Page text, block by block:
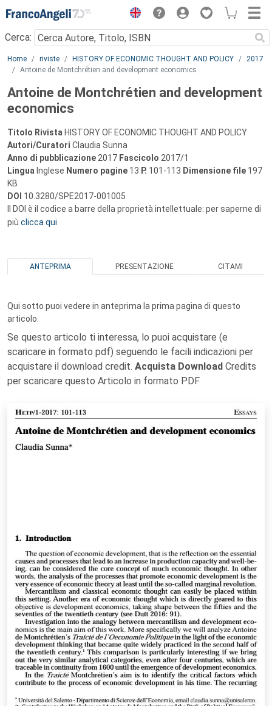
Menu
Cerca:
Main content
Home riviste HISTORY OF ECONOMIC THOUGHT AND POLICY
2017
Antoine de Montchrétien and development economics
Antoine de Montchrétien and development
economics
Titolo Rivista HISTORY OF ECONOMIC THOUGHT AND POLICY
Autori/Curatori Claudia Sunna
Anno di pubblicazione 2017 Fascicolo 2017/1
Lingua Inglese Numero pagine 13 P. 101-113 Dimensione file 197
KB
DOI 10.3280/SPE2017-001005
Il DOI è il codice a barre della proprietà intellettuale: per saperne di
più clicca qui
ANTEPRIMA PRESENTAZIONE CITAMI
Qui sotto puoi vedere in anteprima la prima pagina di questo
articolo.
Se questo articolo ti interessa, lo puoi acquistare (e
scaricare in formato pdf) seguendo le facili indicazioni per
acquistare il download credit. Acquista Download Credits
per scaricare questo Articolo in formato PDF